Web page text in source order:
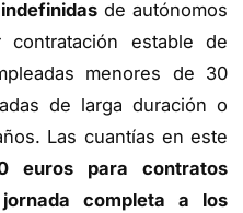
de autónomos
estable de
menores de 30
de larga duración o
Las cuantías en este
euros para contratos
completa a los